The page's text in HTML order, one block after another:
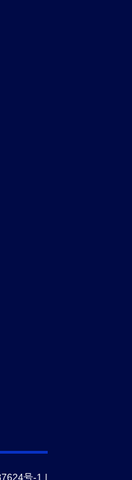
号-1 |